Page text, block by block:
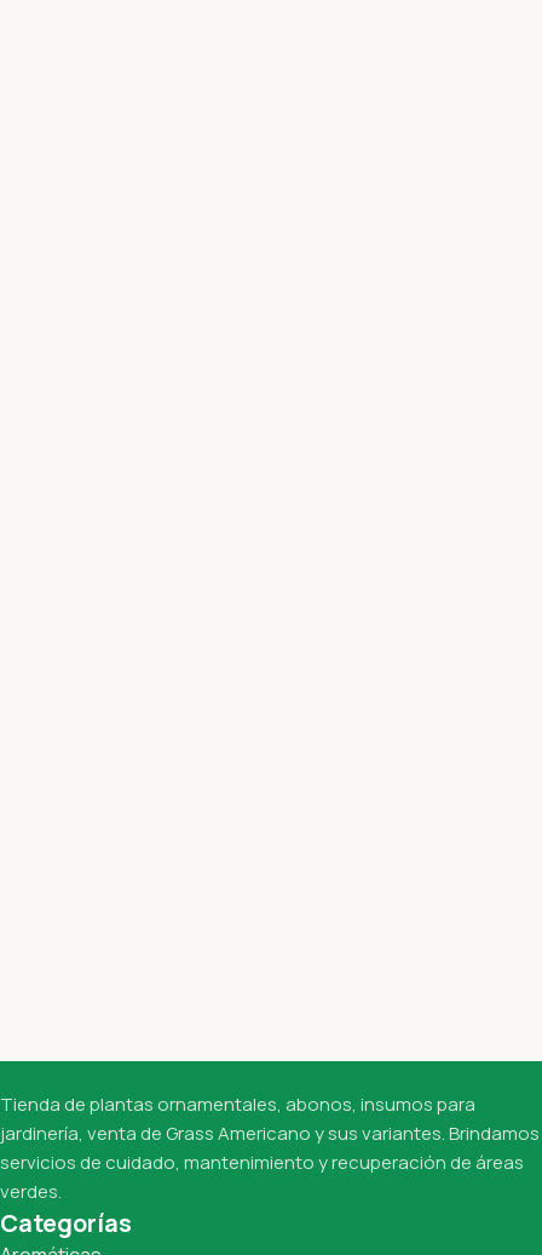
Tienda de plantas ornamentales, abonos, insumos para
jardinería, venta de Grass Americano y sus variantes. Brindamos
servicios de cuidado, mantenimiento y recuperación de áreas
verdes.
Categorías